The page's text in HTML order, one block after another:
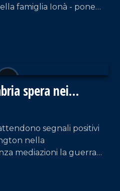
famiglia Ionà - pone
azioni per dare una
spera nei
segnali positivi
nella
mediazioni la guerra
l'economia reale della